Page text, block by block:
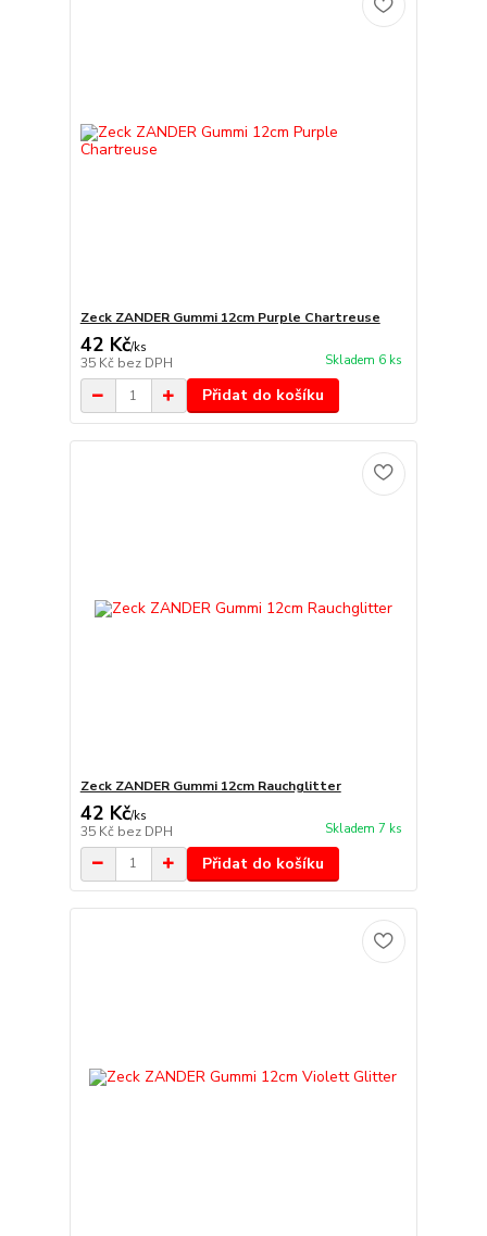
Zeck ZANDER Gummi 12cm Purple Chartreuse
42 Kč/ks
35 Kč bez DPH Skladem 6 ks
Přidat do košíku
Zeck ZANDER Gummi 12cm Rauchglitter
42 Kč/ks
35 Kč bez DPH Skladem 7 ks
Přidat do košíku